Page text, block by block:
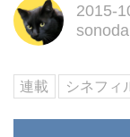
2015-
連載 シネフィ